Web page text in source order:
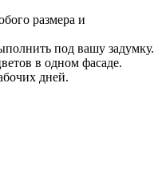
размера и
под вашу задумку.
в одном фасаде.
дней.